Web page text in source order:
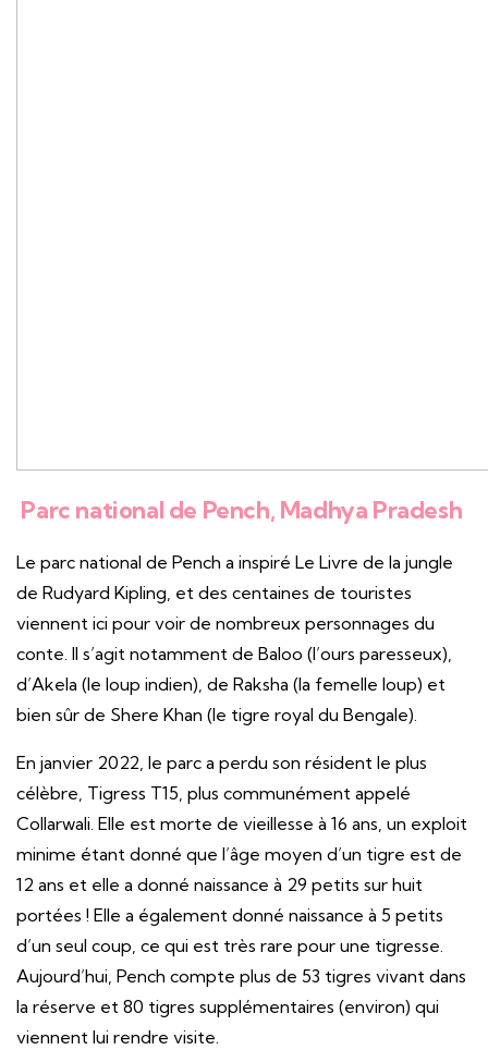
Parc national de Pench, Madhya Pradesh
Le parc national de Pench a inspiré Le Livre de la jungle
de Rudyard Kipling, et des centaines de touristes
viennent ici pour voir de nombreux personnages du
conte. Il s’agit notamment de Baloo (l’ours paresseux),
d’Akela (le loup indien), de Raksha (la femelle loup) et
bien sûr de Shere Khan (le tigre royal du Bengale).
En janvier 2022, le parc a perdu son résident le plus
célèbre, Tigress T15, plus communément appelé
Collarwali. Elle est morte de vieillesse à 16 ans, un exploit
minime étant donné que l’âge moyen d’un tigre est de
12 ans et elle a donné naissance à 29 petits sur huit
portées ! Elle a également donné naissance à 5 petits
d’un seul coup, ce qui est très rare pour une tigresse.
Aujourd’hui, Pench compte plus de 53 tigres vivant dans
la réserve et 80 tigres supplémentaires (environ) qui
viennent lui rendre visite.